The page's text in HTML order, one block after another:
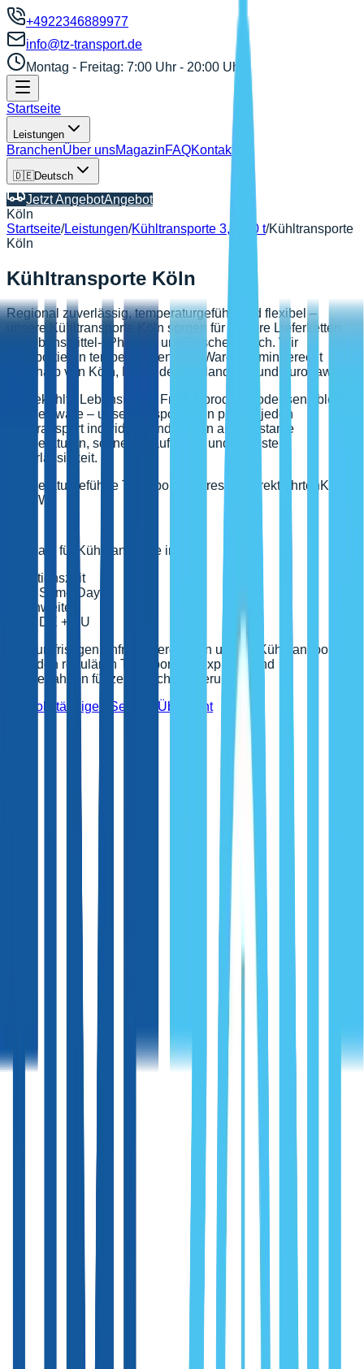
+4922346889977
info@tz-transport.de
Montag - Freitag: 7:00 Uhr - 20:00 Uhr
Startseite
Leistungen
BranchenÜber unsMagazinFAQKontakt
🇩🇪Deutsch
Jetzt AngebotAngebot
Köln
Startseite/Leistungen/Kühltransporte 3,5–40 t/Kühltransporte
Köln
Kühltransporte Köln
Regional zuverlässig, temperaturgeführt und flexibel –
unsere Kühltransporte Köln sorgen für sichere Lieferketten
im Lebensmittel-, Pharma- und Frischebereich. Wir
transportieren temperatursensible Waren termingerecht
innerhalb von Köln, NRW, deutschlandweit und europaweit.
Ob gekühlte Lebensmittel, Frischeprodukte oder sensible
Handelsware – unsere Disponenten planen jeden
Kühltransport individuell und achten auf konstante
Temperaturen, schnelle Laufzeiten und höchste
Zuverlässigkeit.
Temperaturgeführte Transporte
Express & DirektfahrtenKöln
& NRW
Ihr Team für Kühltransporte in Köln
Reaktionszeit
Same Day
Reichweite
DE + EU
Bei kurzfristigen Anfragen ergänzen unsere Kühltransporte
Köln den regulären Transport mit Express- und
Sonderfahrten für zeitkritische Lieferungen.
Zur vollständigen Service-Übersicht